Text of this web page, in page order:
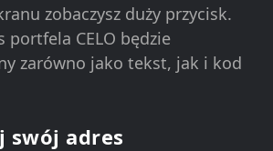
zobaczysz duży przycisk.
portfela CELO będzie
zarówno jako tekst, jak i kod
swój adres